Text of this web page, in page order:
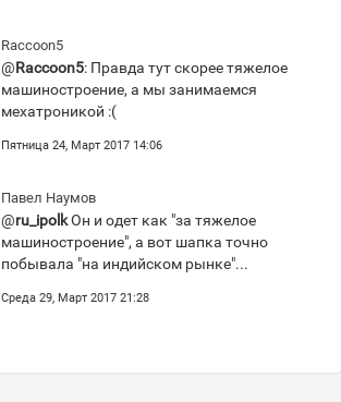
Raccoon5
@Raccoon5: Правда тут скорее тяжелое
машиностроение, а мы занимаемся
мехатроникой :(
Пятница 24, Март 2017 14:06
Павел Наумов
@ru_ipolkОн и одет как "за тяжелое
машиностроение", а вот шапка точно
побывала "на индийском рынке"...
Среда 29, Март 2017 21:28